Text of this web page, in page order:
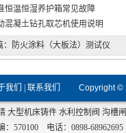
恒温恒湿养护箱常见故障
混凝土钻孔取芯机使用说明
防火涂料（大板法）测试仪
我们 联系我们 Copyright
大型机床铸件 水利控制阀 沟槽
570100 电话：0898-